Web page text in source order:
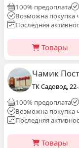
100% предоплата
Возможна покупка
Последняя
Товары
ТК Садовод,
100% предоплата
Возможна покупка
Последняя
Товары